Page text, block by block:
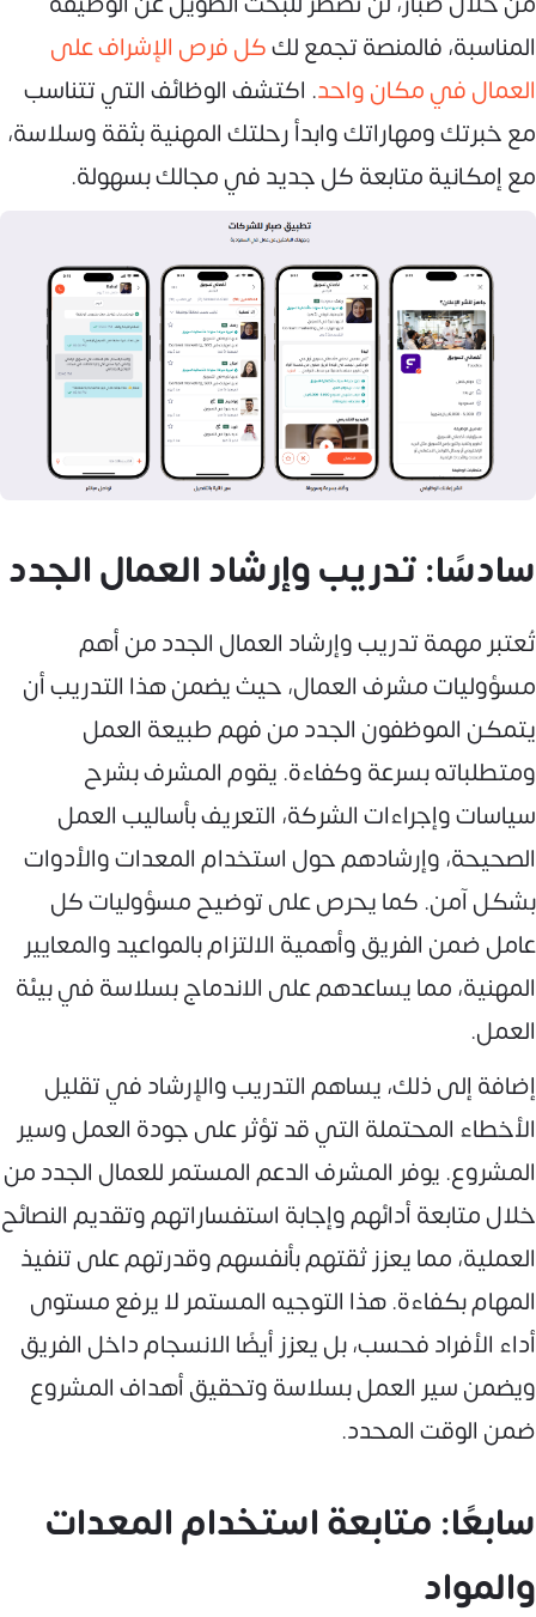
المناسبة، فالمنصة تجمع لككل فرص الإشراف على
العمال في مكان واحد. اكتشف الوظائف التي تتناسب
مع خبرتك ومهاراتك وابدأ رحلتك المهنية بثقة وسلاسة،
مع إمكانية متابعة كل جديد في مجالك بسهولة.
سادسًا: تدريب وإرشاد العمال الجدد
تُعتبر مهمة تدريب وإرشاد العمال الجدد من أهم
مسؤوليات مشرف العمال، حيث يضمن هذا التدريب أن
يتمكن الموظفون الجدد من فهم طبيعة العمل
ومتطلباته بسرعة وكفاءة. يقوم المشرف بشرح
سياسات وإجراءات الشركة، التعريف بأساليب العمل
الصحيحة، وإرشادهم حول استخدام المعدات والأدوات
بشكل آمن. كما يحرص على توضيح مسؤوليات كل
عامل ضمن الفريق وأهمية الالتزام بالمواعيد والمعايير
المهنية، مما يساعدهم على الاندماج بسلاسة في بيئة
العمل.
إضافة إلى ذلك، يساهم التدريب والإرشاد في تقليل
الأخطاء المحتملة التي قد تؤثر على جودة العمل وسير
المشروع. يوفر المشرف الدعم المستمر للعمال الجدد من
خلال متابعة أدائهم وإجابة استفساراتهم وتقديم النصائح
العملية، مما يعزز ثقتهم بأنفسهم وقدرتهم على تنفيذ
المهام بكفاءة. هذا التوجيه المستمر لا يرفع مستوى
أداء الأفراد فحسب، بل يعزز أيضًا الانسجام داخل الفريق
ويضمن سير العمل بسلاسة وتحقيق أهداف المشروع
ضمن الوقت المحدد.
سابعًا: متابعة استخدام المعدات
والمواد